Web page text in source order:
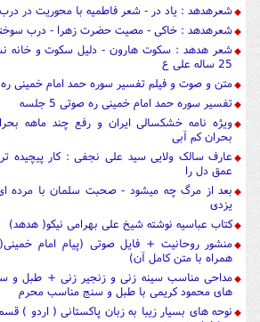
شعرهدهد : یاد در - شعر فاطمیه با محوریت در
شعرهدهد : خاکی - مصیت حضرت زهرا - درب
شعر هدهد : سکوت هارون - دلیل سکوت و خانه
25 ساله علی ع
متن و صوت و فیلم تفسیر سوره حمد امام خمینی ره در 5
تفسیر سوره حمد امام خمینی ره صوتی 5 جلسه
ویژه نامه خشکسالی ایران و رفع چند ماهه
بحران کم آبی
عارف سالک ولایی سید علی نجفی : کار پیچیده تر
عمق دل را
بعد از مرگ چه میشود - صحبت سلمان با مرده
یزدی
کتاب عباسیه نوشته شیخ علی بهرامی نیکو( هدهد)
منشور روحانیت + فایل صوتی (پیام امام
همراه با متن کامل آن)
مداحی مناسب سینه زنی و زنجیر زنی + طبل و
های محمود کریمی با طبل و سنج مناسب محرم
نوحه های بسیار زیبا به زبان پاکستانی ( اردو )